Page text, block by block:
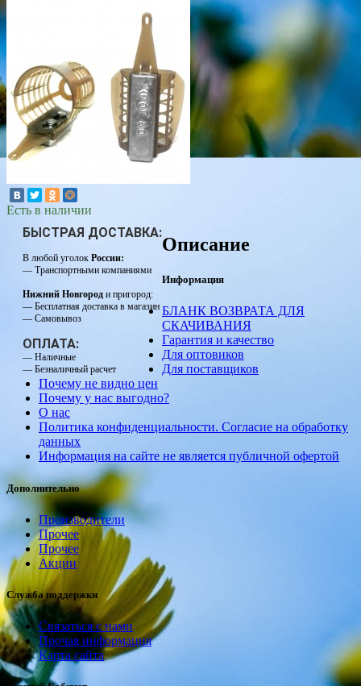
Есть в наличии
БЫСТРАЯ ДОСТАВКА:
В любой уголок России:
— Транспортными компаниями
Нижний Новгород и пригород:
— Бесплатная доставка в магазин
— Самовывоз
ОПЛАТА:
— Наличные
— Безналичный расчет
Описание
Информация
БЛАНК ВОЗВРАТА ДЛЯ
СКАЧИВАНИЯ
Гарантия и качество
Для оптовиков
Для поставщиков
Почему не видно цен
Почему у нас выгодно?
О нас
Политика конфиденциальности. Согласие на обработку
данных
Информация на сайте не является публичной офертой
Дополнительно
Производители
Прочее
Прочее
Акции
Служба поддержки
Связаться с нами
Прочая информация
Карта сайта